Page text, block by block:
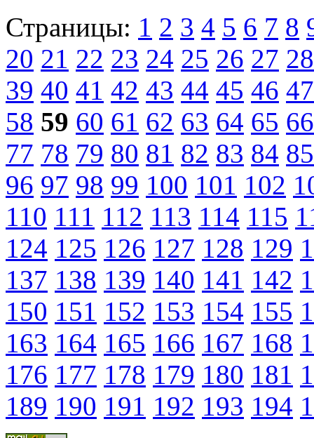
Страницы: 1 2 3 4 5 6 7 8
20 21 22 23 24 25 26 27 28
39 40 41 42 43 44 45 46 47
58 59 60 61 62 63 64 65 66
77 78 79 80 81 82 83 84 85
96 97 98 99 100 101 102
110 111 112 113 114 115
124 125 126 127 128 129
137 138 139 140 141 142
150 151 152 153 154 155
163 164 165 166 167 168
176 177 178 179 180 181
189 190 191 192 193 194